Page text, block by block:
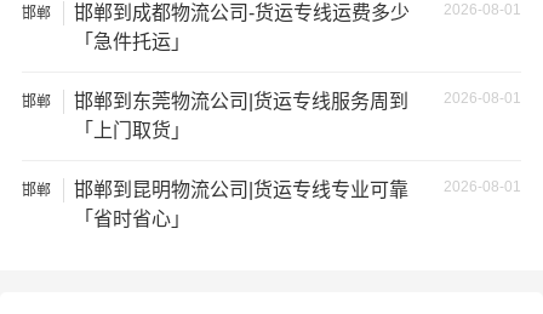
4、安全风险：不靠谱的物流公司可能会存在安全风险，例
如不遵守运输规定、不保障货物安全等；
5、经济损失：如果你的包裹在运输过程中丢失或损坏，你
可能需要支付额外的费用来修复或替换物品，导致经济损
邯郸 2026-08-01
邯郸到成都物流公司-货运专线运费多少
「急件托运」
邯郸 2026-08-01
邯郸到东莞物流公司|货运专线服务周到
「上门取货」
邯郸 2026-08-01
邯郸到昆明物流公司|货运专线专业可靠
「省时省心」